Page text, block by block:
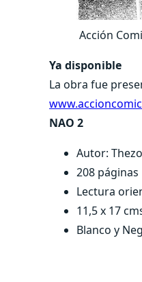
Acción
Ya disponible
La obra fue
NAO 2
Autor: Thezo
208 páginas
Lectura
11,5 x 17
Blanco y